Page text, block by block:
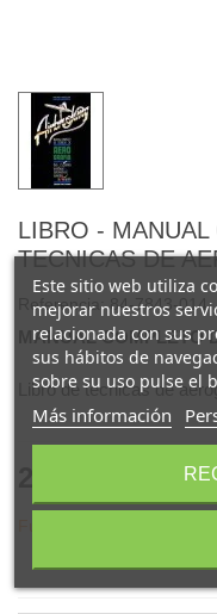
LIBRO -
TECNICAS DE
Referencia: 84-7843-014
MANUAL COMPLETO
Libro de tecnicas de
(impuestos
Este sitio web utiliza
mejorar nuestros
relacionada con sus
sus hábitos de
sobre su uso pulse el
Más información